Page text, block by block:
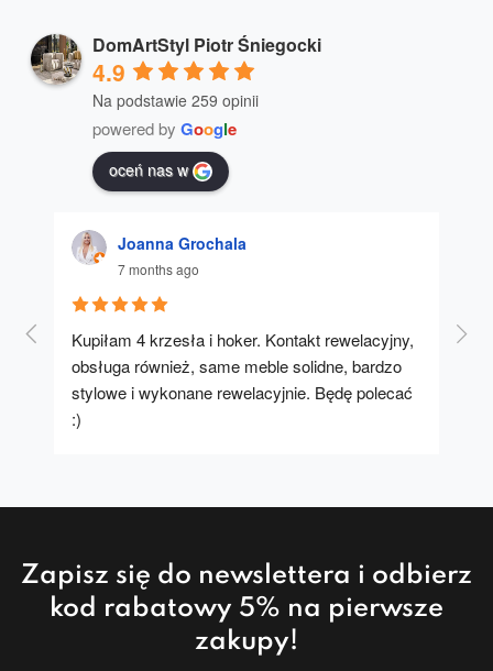
DomArtStyl Piotr Śniegocki
4.9
Na podstawie 259 opinii
powered by Google
oceń nas w
Joanna Grochala
7 months ago
Kupiłam 4 krzesła i hoker. Kontakt rewelacyjny,
obsługa również, same meble solidne, bardzo
stylowe i wykonane rewelacyjnie. Będę polecać
:)
A
Zapisz się do newslettera i odbierz
kod rabatowy 5% na pierwsze
zakupy!